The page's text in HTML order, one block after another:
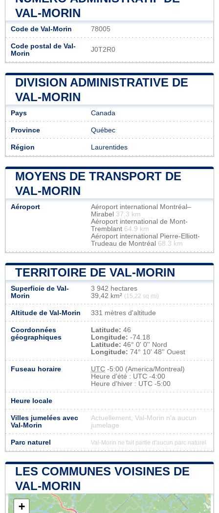
VAL-MORIN
Code de Val-Morin 78005
Code postal de Val-
Morin
J0T2R0
DIVISION ADMINISTRATIVE DE
VAL-MORIN
Pays Canada
Province Québec
Région Laurentides
MOYENS DE TRANSPORT DE
VAL-MORIN
Aéroport
Aéroport international Montréal–
Mirabel 37.3 km
Aéroport international de Mont-
Tremblant 64.9 km
Aéroport international Pierre-Elliott-
Trudeau de Montréal 68.3 km
TERRITOIRE DE VAL-MORIN
Superficie de Val-
Morin
3 942 hectares
39,42 km² (15,22 sq mi)
Altitude de Val-Morin 331 mètres d'altitude
Coordonnées
géographiques
Latitude: 46
Longitude: -74.18
Latitude: 46° 0' 0'' Nord
Longitude: 74° 10' 48'' Ouest
Fuseau horaire UTC -5:00 (America/Montreal)
Heure d'été : UTC -4:00
Heure d'hiver : UTC -5:00
Heure locale
Villes jumelées avec
Val-Morin
Actuellement, Val-Morin n'a aucun
jumelage
Parc naturel Val-Morin ne fait partie d'aucun parc naturel
LES COMMUNES VOISINES DE
VAL-MORIN
+